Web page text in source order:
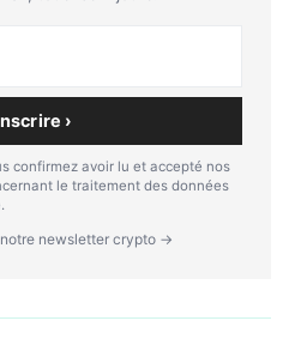
›
confirmez avoir lu et accepté nos
le traitement des données
notre newsletter crypto →